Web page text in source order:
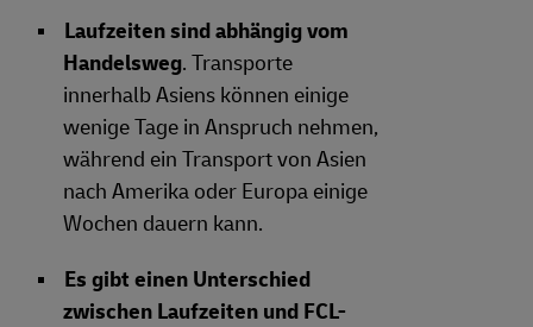
Laufzeiten sind abhängig vom
Handelsweg. Transporte
innerhalb Asiens können einige
wenige Tage in Anspruch nehmen,
während ein Transport von Asien
nach Amerika oder Europa einige
Wochen dauern kann.
Es gibt einen Unterschied
zwischen Laufzeiten und FCL-